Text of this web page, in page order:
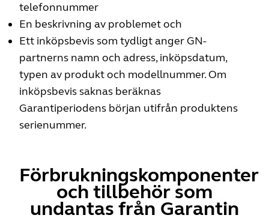
telefonnummer
En beskrivning av problemet och
Ett inköpsbevis som tydligt anger GN-
partnerns namn och adress, inköpsdatum,
typen av produkt och modellnummer. Om
inköpsbevis saknas beräknas
Garantiperiodens början utifrån produktens
serienummer.
Förbrukningskomponenter
och tillbehör som
undantas från Garantin